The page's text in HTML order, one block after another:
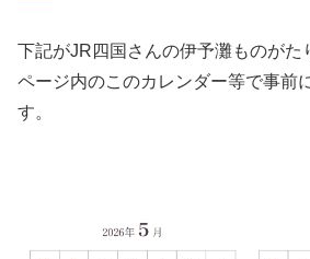
下記がJR四国さんの伊予灘ものがた
ページ内のこのカレンダー等で事前
す。